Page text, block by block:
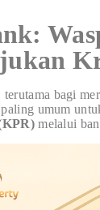
bagi
umum
melalui